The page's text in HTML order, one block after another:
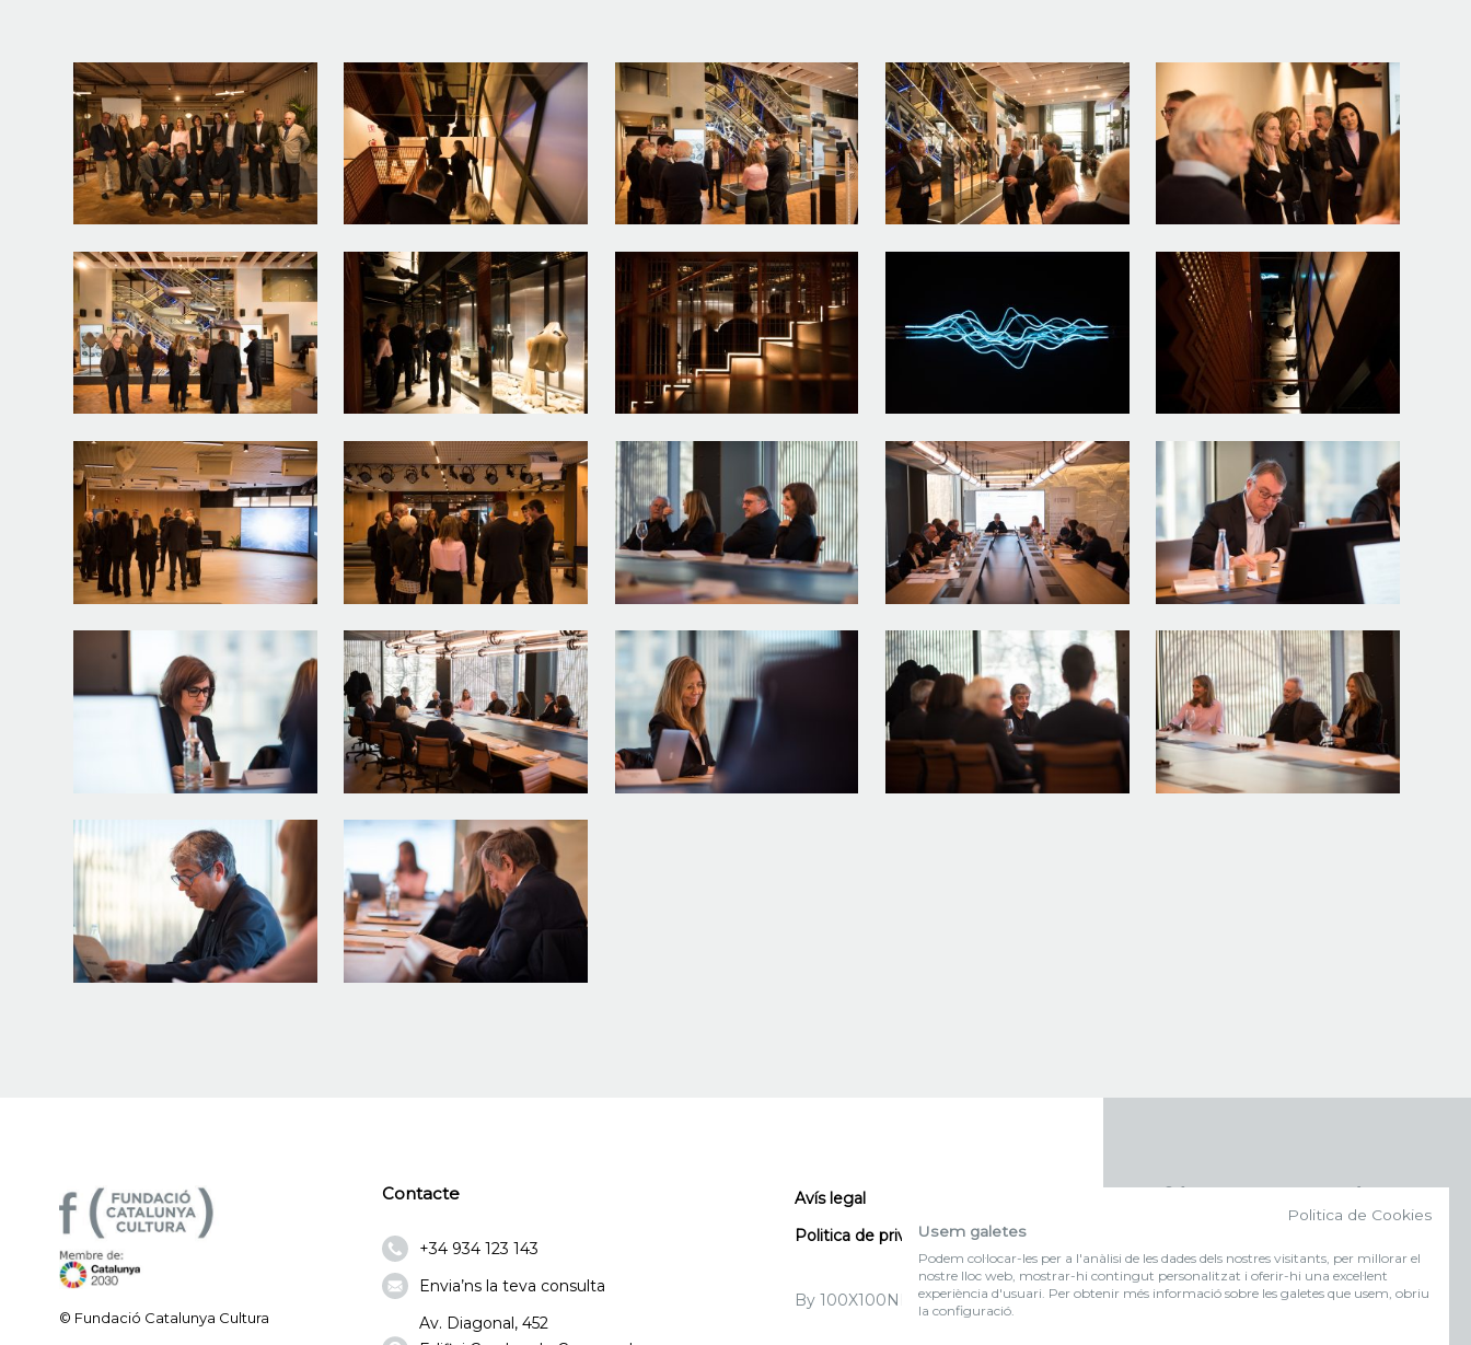
© Fundació Catalunya Cultura
Contacte
+34 934 123 143
Envia’ns la teva consulta
Av. Diagonal, 452
Avís legal
Politica de privacitat
By 100X100NET
FORMULARI
Politica de Cookies
Usem galetes
Podem col·locar-les per a l'anàlisi de les dades dels nostres visitants, per millorar el
nostre lloc web, mostrar-hi contingut personalitzat i oferir-hi una excel·lent
experiència d'usuari. Per obtenir més informació sobre les galetes que usem, obriu
la configuració.